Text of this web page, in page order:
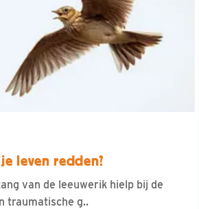
leven redden?
van de leeuwerik hielp bij de
traumatische g..